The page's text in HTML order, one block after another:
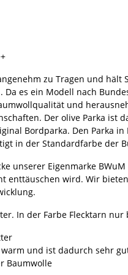
zu Tragen und hält
es ein Modell nach
und
Der olive Parka ist
Bordparka. Den Parka in
in der Standardfarbe der
unserer Eigenmarke
enttäuschen wird. Wir
In der Farbe Flecktarn
und ist dadurch sehr
Baumwolle